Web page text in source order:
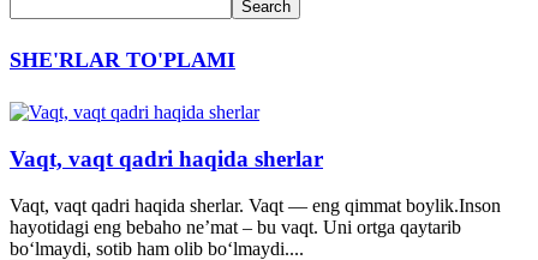
SHE'RLAR TO'PLAMI
Vaqt, vaqt qadri haqida sherlar
Vaqt, vaqt qadri haqida sherlar. Vaqt — eng qimmat boylik.Inson
hayotidagi eng bebaho ne’mat – bu vaqt. Uni ortga qaytarib
bo‘lmaydi, sotib ham olib bo‘lmaydi....